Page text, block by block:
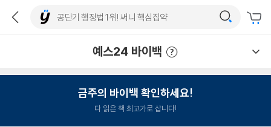
예스24 바이백
금주의 바이백 확인하세요!
다 읽은 책 최고가로 삽니다!